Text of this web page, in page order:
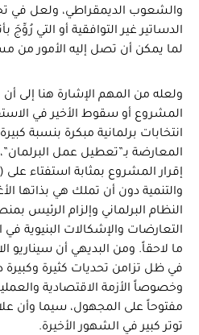
والشعوب الديمقراطي، ولعل في
الدساتير غير التوافقية أو التي رُوِّجَ
لما يمكن أن تصل إليه الأمور من
ولعله من المهم الإشارة هنا إلى
المشروع أو سقوط الأخير في
انتخابات برلمانية مبكرة بنسبة
المعارضة بـ”تعطيل عمل
إقرار المشروع بمثابة استفتاء
والتنمية دون أن تملك هي بذاتها
النظام البرلماني وإلزام الرئيس
التعارضات والإشكالات البنيوية
ما لاحقاً. ومن البديهي أن سيناريو
في ظل تزامن تحديات كثيرة وكبيرة
وخصوصاً الأزمة الاقتصادية
مفتوحاً على المجهول، سيما وأن
توتر كبير في الشهور الأخيرة.